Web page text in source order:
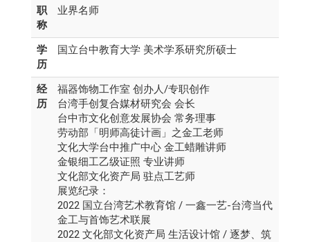
职
称
业界名师
学
历
国立台中教育大学 美术学系研究所硕士
经
历
福器饰物工作室 创办人/专职创作
台湾手创复合媒材研究会 会长
台中市文化创意发展协会 常务理事
劳动部「明师高徒计画」之金工老师
文化大学台中推广中心 金工蜡雕讲师
金银细工乙级证照 专业讲师
文化部文化资产局 驻点工艺师
展览纪录：
2022 国立台湾艺术教育馆 / 一鑫一艺-台湾当代
金工与首饰艺术联展
2022 文化部文化资产局 生活设计馆 / 逐梦、筑